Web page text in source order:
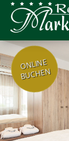
ONLINE
BUCHEN